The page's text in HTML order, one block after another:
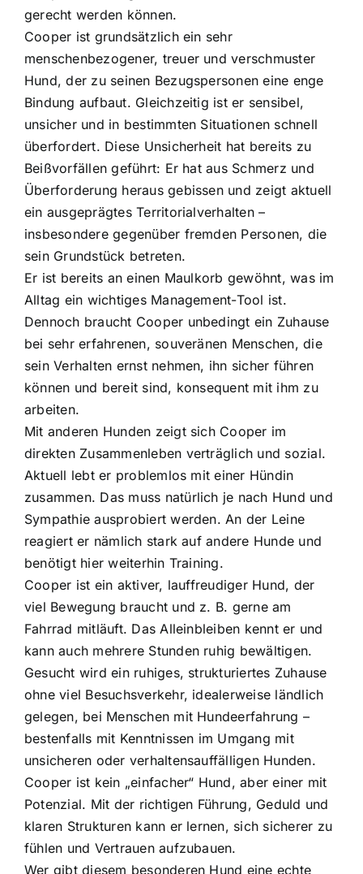
gerecht werden können.
Cooper ist grundsätzlich ein sehr
menschenbezogener, treuer und verschmuster
Hund, der zu seinen Bezugspersonen eine enge
Bindung aufbaut. Gleichzeitig ist er sensibel,
unsicher und in bestimmten Situationen schnell
überfordert. Diese Unsicherheit hat bereits zu
Beißvorfällen geführt: Er hat aus Schmerz und
Überforderung heraus gebissen und zeigt aktuell
ein ausgeprägtes Territorialverhalten –
insbesondere gegenüber fremden Personen, die
sein Grundstück betreten.
Er ist bereits an einen Maulkorb gewöhnt, was im
Alltag ein wichtiges Management-Tool ist.
Dennoch braucht Cooper unbedingt ein Zuhause
bei sehr erfahrenen, souveränen Menschen, die
sein Verhalten ernst nehmen, ihn sicher führen
können und bereit sind, konsequent mit ihm zu
arbeiten.
Mit anderen Hunden zeigt sich Cooper im
direkten Zusammenleben verträglich und sozial.
Aktuell lebt er problemlos mit einer Hündin
zusammen. Das muss natürlich je nach Hund und
Sympathie ausprobiert werden. An der Leine
reagiert er nämlich stark auf andere Hunde und
benötigt hier weiterhin Training.
Cooper ist ein aktiver, lauffreudiger Hund, der
viel Bewegung braucht und z. B. gerne am
Fahrrad mitläuft. Das Alleinbleiben kennt er und
kann auch mehrere Stunden ruhig bewältigen.
Gesucht wird ein ruhiges, strukturiertes Zuhause
ohne viel Besuchsverkehr, idealerweise ländlich
gelegen, bei Menschen mit Hundeerfahrung –
bestenfalls mit Kenntnissen im Umgang mit
unsicheren oder verhaltensauffälligen Hunden.
Cooper ist kein „einfacher“ Hund, aber einer mit
Potenzial. Mit der richtigen Führung, Geduld und
klaren Strukturen kann er lernen, sich sicherer zu
fühlen und Vertrauen aufzubauen.
Wer gibt diesem besonderen Hund eine echte